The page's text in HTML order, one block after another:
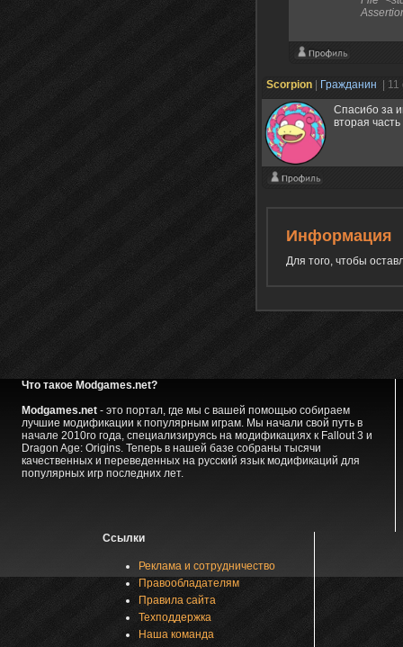
Scorpion Гражданин
|
Спасибо за
вторая
Информация
Для того, чтобы
Что такое Modgames.net?
Modgames.net- это портал, где мы с вашей помощью собираем
лучшие модификации к популярным играм. Мы начали свой путь в
начале 2010го года, специализируясь на модификациях к Fallout 3 и
Dragon Age: Origins. Теперь в нашей базе собраны тысячи
качественных и переведенных на русский язык модификаций для
популярных игр последних лет.
Ссылки
Реклама и сотрудничество
Правообладателям
Правила сайта
Техподдержка
Наша команда